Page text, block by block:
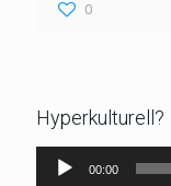
0
Hyperkulturell?
Audio-
Player
00:00